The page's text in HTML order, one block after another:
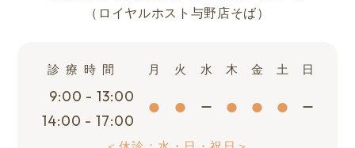
（ロイヤルホスト与野店そば）
診療時間 月 火 水 木 金 土 日
9:00 - 13:00
14:00 - 17:00